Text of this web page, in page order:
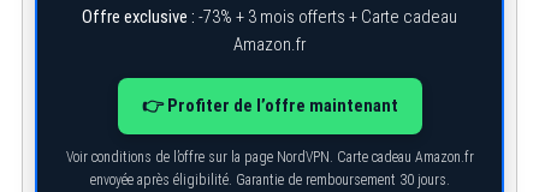
Offre exclusive : -73% + 3 mois offerts + Carte cadeau
Amazon.fr
👉 Profiter de l’offre maintenant
Voir conditions de l’offre sur la page NordVPN. Carte cadeau Amazon.fr
envoyée après éligibilité. Garantie de remboursement 30 jours.
c